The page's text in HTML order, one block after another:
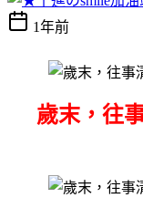
1年前
歲末，往